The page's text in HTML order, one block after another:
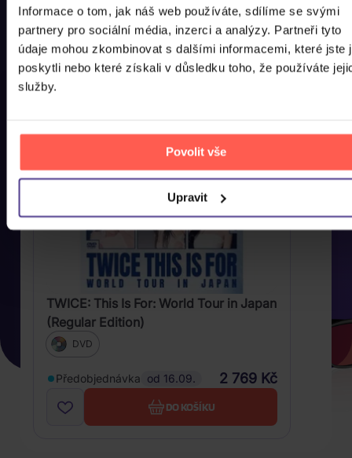
Informace o tom, jak náš web používáte, sdílíme se svými
partnery pro sociální média, inzerci a analýzy. Partneři tyto
údaje mohou zkombinovat s dalšími informacemi, které jste
poskytli nebo které získali v důsledku toho, že používáte
služby.
Povolit vše
Upravit
to mohli co nejdříve pořídit domů.
TWICE: This Is For: World Tour in Japan
(Regular Edition)
DVD
Předobjednávka od 16.09. 2 769 Kč
DO KOŠÍKU